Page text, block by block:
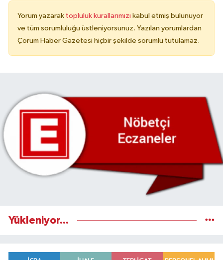
Yorum yazarak topluluk kurallarımızı kabul etmiş bulunuyor
ve tüm sorumluluğu üstleniyorsunuz. Yazılan yorumlardan
Çorum Haber Gazetesi hiçbir şekilde sorumlu tutulamaz.
Yükleniyor...